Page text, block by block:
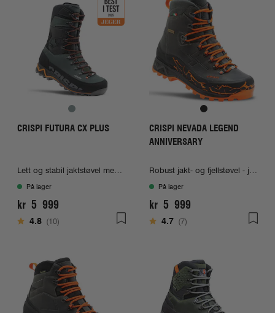
CRISPI FUTURA CX PLUS
Lett og stabil jaktstøvel med Gore-Tex
På lager
kr 5 999
Karakter:
4.8(10)
CRISPI NEVADA LEGEND
ANNIVERSARY
Robust jakt- og fjellstøvel - jubileumsmodell!
På lager
kr 5 999
Karakter:
4.7(7)